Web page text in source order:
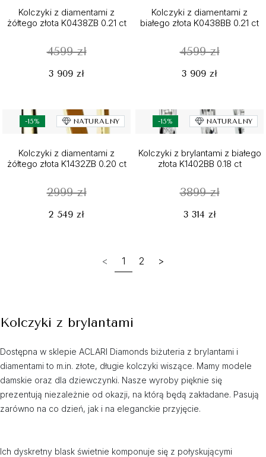
Kolczyki z diamentami z
żółtego złota K0438ZB 0.21 ct
4599 zł
3 909 zł
Kolczyki z diamentami z
białego złota K0438BB 0.21 ct
4599 zł
3 909 zł
-15% NATURALNY
Kolczyki z diamentami z
żółtego złota K1432ZB 0.20 ct
2999 zł
2 549 zł
-15% NATURALNY
Kolczyki z brylantami z białego
złota K1402BB 0.18 ct
3899 zł
3 314 zł
< 1 2 >
Kolczyki z brylantami
Dostępna w sklepie ACLARI Diamonds biżuteria z brylantami i
diamentami to m.in. złote, długie kolczyki wiszące. Mamy modele
damskie oraz dla dziewczynki. Nasze wyroby pięknie się
prezentują niezależnie od okazji, na którą będą zakładane. Pasują
zarówno na co dzień, jak i na eleganckie przyjęcie.
Ich dyskretny blask świetnie komponuje się z połyskującymi